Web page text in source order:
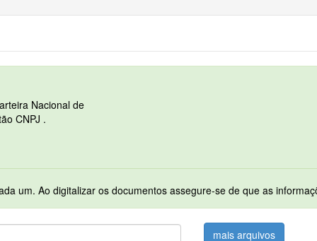
Nacional de
CNPJ .
Serão permitidos apenas arquivos no formato PDF e menores que 10 MB cada um. Ao digitalizar os documentos
mais arquivos